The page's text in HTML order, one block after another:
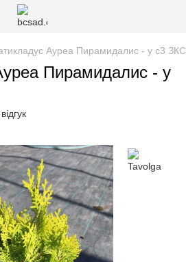
Ауреа Пирамидалис - у с3 ЗКС
Пирамидалис - у